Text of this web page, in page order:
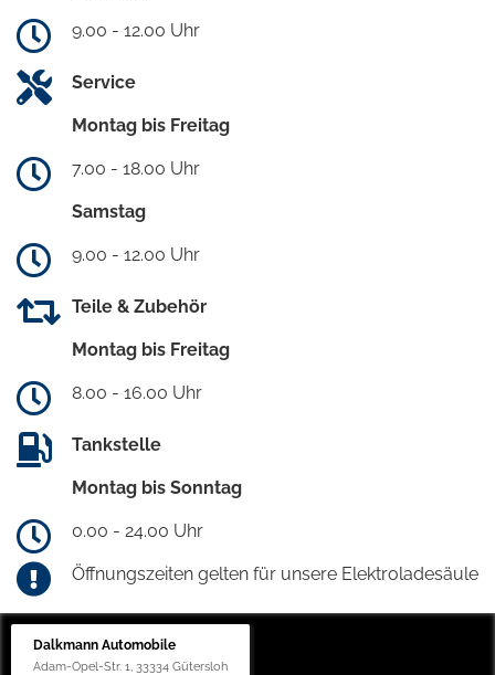
9.00 - 12.00 Uhr
Service
Montag bis Freitag
7.00 - 18.00 Uhr
Samstag
9.00 - 12.00 Uhr
Teile & Zubehör
Montag bis Freitag
8.00 - 16.00 Uhr
Tankstelle
Montag bis Sonntag
0.00 - 24.00 Uhr
Öffnungszeiten gelten für unsere Elektroladesäule
Dalkmann Automobile
Adam-Opel-Str. 1, 33334 Gütersloh